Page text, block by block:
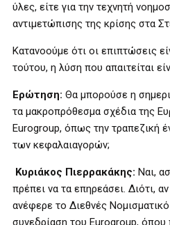
ύλες, είτε για την τεχνητή
αντιμετώπισης της κρίσης στα
Κατανοούμε ότι οι επιπτώσεις
τούτου, η λύση που απαιτείται
Ερώτηση: Θα μπορούσε η
τα μακροπρόθεσμα σχέδια της
Eurogroup, όπως την τραπεζική
των κεφαλαιαγορών;
Κυριάκος Πιερρακάκης: Ναι,
πρέπει να τα επηρεάσει. Διότι,
ανέφερε το Διεθνές
συνεδρίαση του Eurogroup, όπου